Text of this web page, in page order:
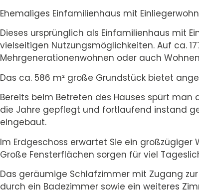
Ehemaliges Einfamilienhaus mit
Dieses ursprünglich als Einfamilienhaus mit
vielseitigen Nutzungsmöglichkeiten. Auf ca.
Mehrgenerationenwohnen oder auch
Das ca. 586 m² große Grundstück bietet
Bereits beim Betreten des Hauses spürt man
die Jahre gepflegt und fortlaufend instand
eingebaut.
Im Erdgeschoss erwartet Sie ein
Große Fensterflächen sorgen für viel
Das geräumige Schlafzimmer mit Zugang
durch ein Badezimmer sowie ein weiteres